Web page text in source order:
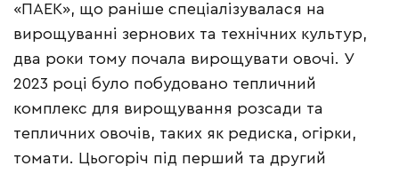
«ПАЕК», що раніше спеціалізувалася на
вирощуванні зернових та технічних культур,
два роки тому почала вирощувати овочі. У
2023 році було побудовано тепличний
комплекс для вирощування розсади та
тепличних овочів, таких як редиска, огірки,
томати. Цьогоріч під перший та другий